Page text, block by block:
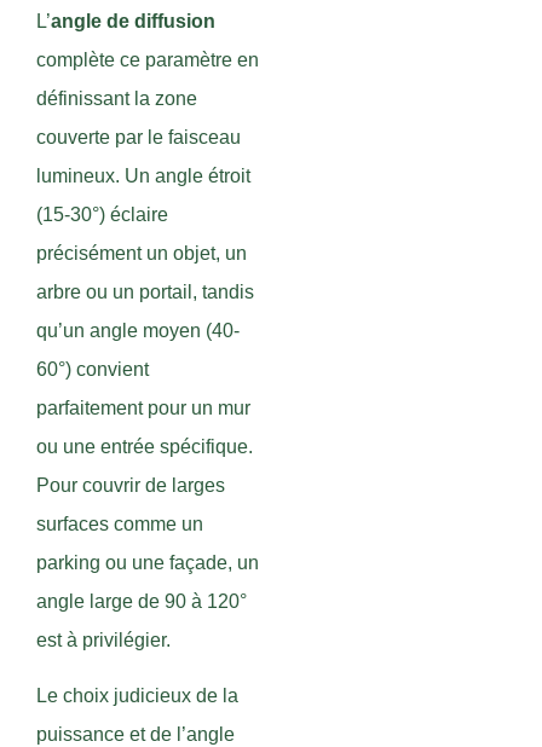
L’angle de diffusion
complète ce paramètre en
définissant la zone
couverte par le faisceau
lumineux. Un angle étroit
(15-30°) éclaire
précisément un objet, un
arbre ou un portail, tandis
qu’un angle moyen (40-
60°) convient
parfaitement pour un mur
ou une entrée spécifique.
Pour couvrir de larges
surfaces comme un
parking ou une façade, un
angle large de 90 à 120°
est à privilégier.
Le choix judicieux de la
puissance et de l’angle